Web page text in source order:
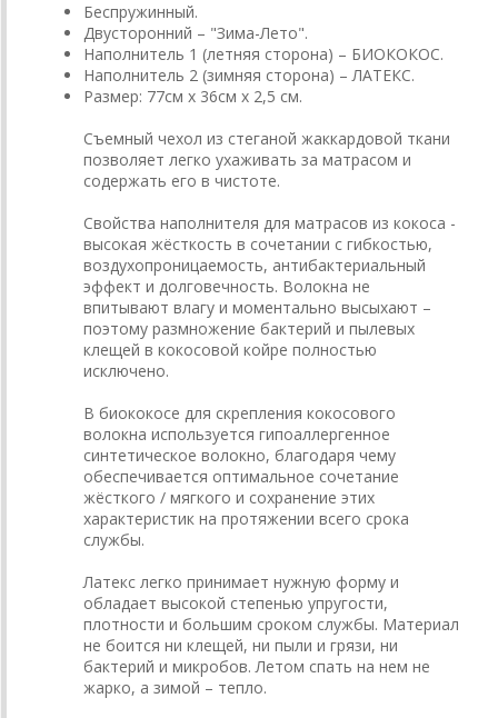
Беспружинный.
Двусторонний – "Зима-Лето".
Наполнитель 1 (летняя сторона) – БИОКОКОС.
Наполнитель 2 (зимняя сторона) – ЛАТЕКС.
Размер: 77см x 36см х 2,5 см.
Съемный чехол из стеганой жаккардовой ткани
позволяет легко ухаживать за матрасом и
содержать его в чистоте.
Свойства наполнителя для матрасов из кокоса -
высокая жёсткость в сочетании с гибкостью,
воздухопроницаемость, антибактериальный
эффект и долговечность. Волокна не
впитывают влагу и моментально высыхают –
поэтому размножение бактерий и пылевых
клещей в кокосовой койре полностью
исключено.
В биококосе для скрепления кокосового
волокна используется гипоаллергенное
синтетическое волокно, благодаря чему
обеспечивается оптимальное сочетание
жёсткого / мягкого и сохранение этих
характеристик на протяжении всего срока
службы.
Латекс легко принимает нужную форму и
обладает высокой степенью упругости,
плотности и большим сроком службы. Материал
не боится ни клещей, ни пыли и грязи, ни
бактерий и микробов. Летом спать на нем не
жарко, а зимой – тепло.